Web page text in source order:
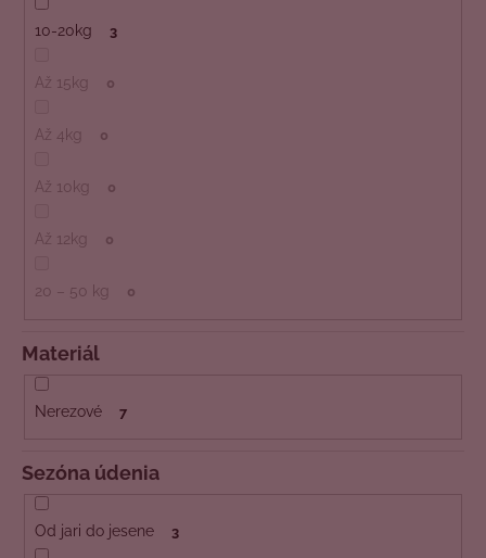
10-20kg 3
Až 15kg 0
Až 4kg 0
Až 10kg 0
Až 12kg 0
20 – 50 kg 0
Materiál
Nerezové 7
Sezóna údenia
Od jari do jesene 3